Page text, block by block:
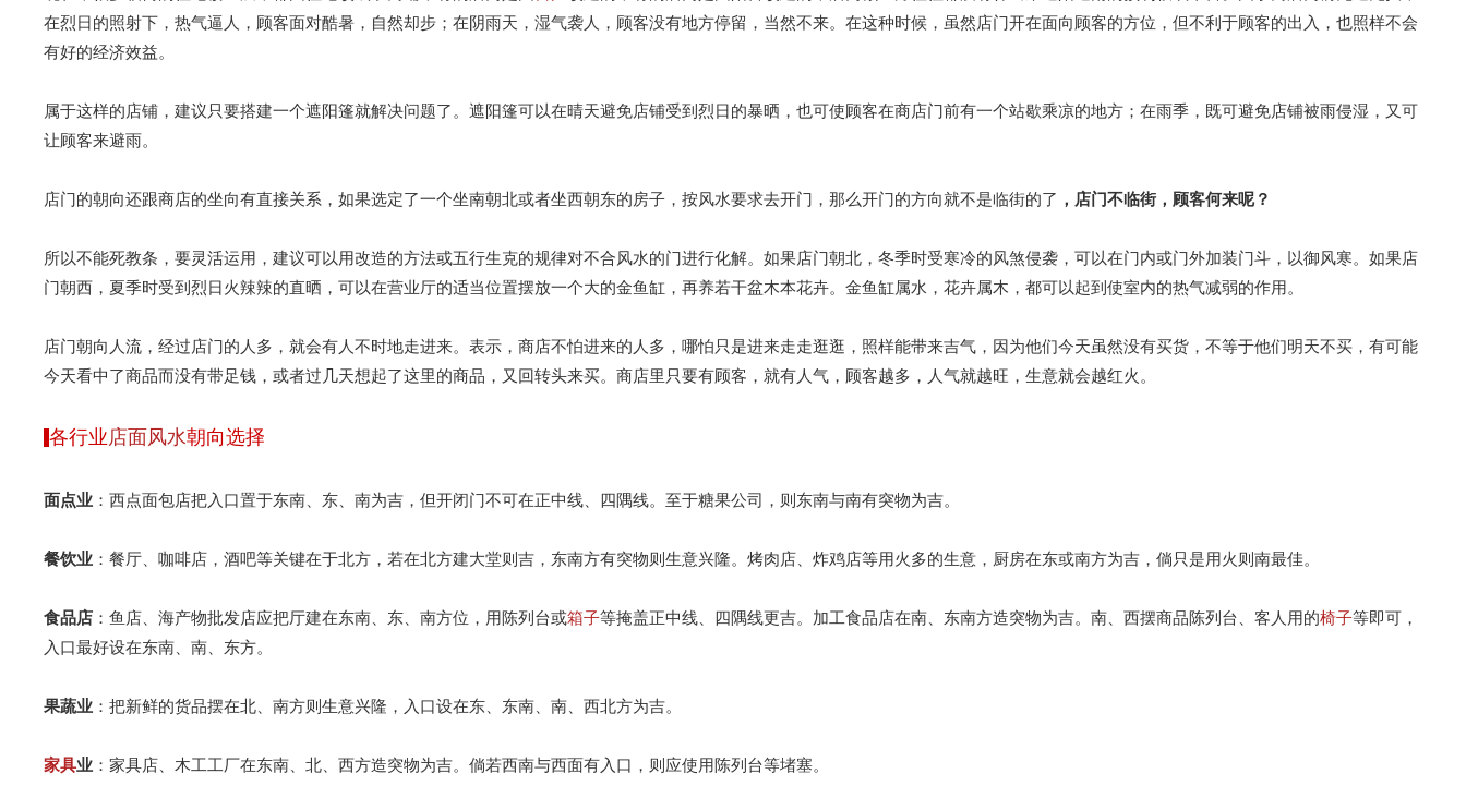
在烈日的照射下，热气逼人，顾客面对酷暑，自然却步；在阴雨天，湿气袭人，顾客没有地方停留，当然不来。在这种时候，虽然店门开在面向顾客的方位，但不利于顾客的出入，也照样不会
有好的经济效益。
属于这样的店铺，建议只要搭建一个遮阳篷就解决问题了。遮阳篷可以在晴天避免店铺受到烈日的暴晒，也可使顾客在商店门前有一个站歇乘凉的地方；在雨季，既可避免店铺被雨侵湿，又可
让顾客来避雨。
店门的朝向还跟商店的坐向有直接关系，如果选定了一个坐南朝北或者坐西朝东的房子，按风水要求去开门，那么开门的方向就不是临街的了 ，店门不临街，顾客何来呢？
所以不能死教条，要灵活运用，建议可以用改造的方法或五行生克的规律对不合风水的门进行化解。如果店门朝北，冬季时受寒冷的风煞侵袭，可以在门内或门外加装门斗，以御风寒。如果店
门朝西，夏季时受到烈日火辣辣的直晒，可以在营业厅的适当位置摆放一个大的金鱼缸，再养若干盆木本花卉。金鱼缸属水，花卉属木，都可以起到使室内的热气减弱的作用。
店门朝向人流，经过店门的人多，就会有人不时地走进来。表示，商店不怕进来的人多，哪怕只是进来走走逛逛，照样能带来吉气，因为他们今天虽然没有买货，不等于他们明天不买，有可能
今天看中了商品而没有带足钱，或者过几天想起了这里的商品，又回转头来买。商店里只要有顾客，就有人气，顾客越多，人气就越旺，生意就会越红火。
各行业店面风水朝向选择
面点业 ：西点面包店把入口置于东南、东、南为吉，但开闭门不可在正中线、四隅线。至于糖果公司，则东南与南有突物为吉。
餐饮业 ：餐厅、咖啡店，酒吧等关键在于北方，若在北方建大堂则吉，东南方有突物则生意兴隆。烤肉店、炸鸡店等用火多的生意，厨房在东或南方为吉，倘只是用火则南最佳。
食品店 ：鱼店、海产物批发店应把厅建在东南、东、南方位，用陈列台或箱子等掩盖正中线、四隅线更吉。加工食品店在南、东南方造突物为吉。南、西摆商品陈列台、客人用的椅子等即可，
入口最好设在东南、南、东方。
果蔬业 ：把新鲜的货品摆在北、南方则生意兴隆，入口设在东、东南、南、西北方为吉。
家具业 ：家具店、木工工厂在东南、北、西方造突物为吉。倘若西南与西面有入口，则应使用陈列台等堵塞。